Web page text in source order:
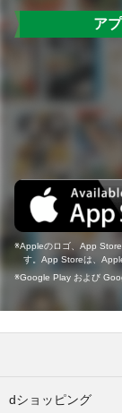
ア
Appleのロゴ、App
す。App Storeは、
Google Play および
dショッピング